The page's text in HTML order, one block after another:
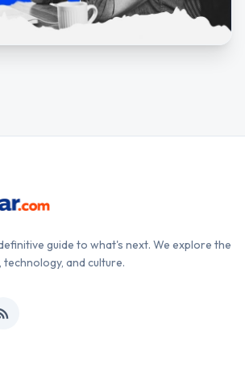
guide to what's next. We explore the
and culture.